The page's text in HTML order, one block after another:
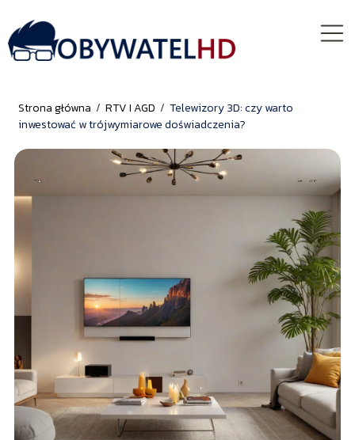
Strona główna / RTV I AGD / Telewizory 3D: czy warto
inwestować w trójwymiarowe doświadczenia?